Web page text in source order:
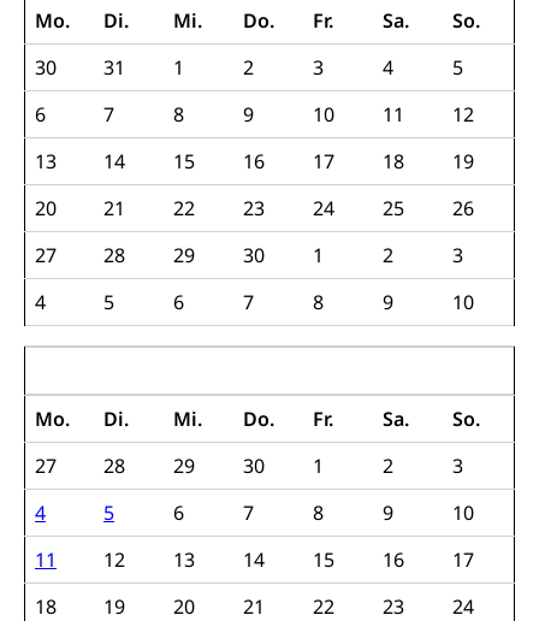
Mo.
Di. Mi. Do. Fr. Sa.
So.
30
31 1 2 3 4
5
6
7 8 9 10 11
12
13
14 15 16 17 18
19
20
21 22 23 24 25
26
27
28 29 30 1 2
3
4
5 6 7 8 9 10
Mo.
Di. Mi. Do. Fr. Sa.
So.
27
28 29 30 1 2
3
4
5 6 7 8 9
10
11
12 13 14 15 16
17
18
19 20 21 22 23
24
Grundbucheintrag, Grundbuchamt,
Grundeigentum, Grundstück
Grundbuch
Grundbuchplan mit Eigentümerabfrage
(Geoportal)
Luft und Klima
Luftreinhaltung, Luftverschmutzung, Klimaschutz,
Klimaveränderung, Treibhauseffekt
Atmosphäre, Luft, Klima (Geoportal)
Klima
Raumplanung
Raumplan, Nutzungsplan
Raumdatenpool
Richtplanung Kanton Luzern (ARE)
Raum und Wirtschaft rawi